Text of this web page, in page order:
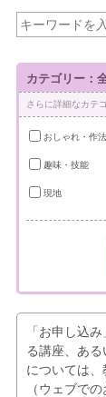
カテゴリー：
さらに詳細なカテ
おしゃれ・作法
趣味・技能
現地
「お申し込
る講座、あ
については、
（ウェブで